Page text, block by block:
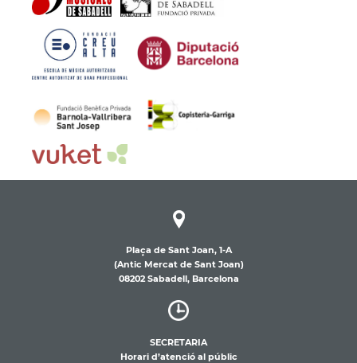
Plaça de Sant Joan, 1-A
(Antic Mercat de Sant Joan)
08202 Sabadell, Barcelona
SECRETARIA
Horari d’atenció al públic